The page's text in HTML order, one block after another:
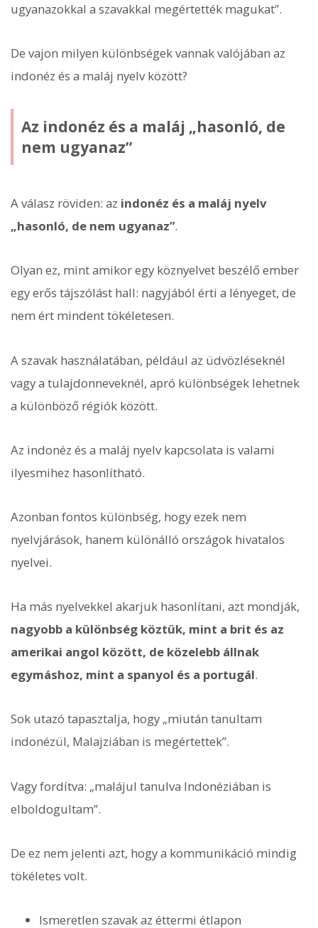
ugyanazokkal a szavakkal megértették magukat”.
De vajon milyen különbségek vannak valójában az
indonéz és a maláj nyelv között?
Az indonéz és a maláj „hasonló, de
nem ugyanaz”
A válasz röviden: az indonéz és a maláj nyelv
„hasonló, de nem ugyanaz”.
Olyan ez, mint amikor egy köznyelvet beszélő ember
egy erős tájszólást hall: nagyjából érti a lényeget, de
nem ért mindent tökéletesen.
A szavak használatában, például az üdvözléseknél
vagy a tulajdonneveknél, apró különbségek lehetnek
a különböző régiók között.
Az indonéz és a maláj nyelv kapcsolata is valami
ilyesmihez hasonlítható.
Azonban fontos különbség, hogy ezek nem
nyelvjárások, hanem különálló országok hivatalos
nyelvei.
Ha más nyelvekkel akarjuk hasonlítani, azt mondják,
nagyobb a különbség köztük, mint a brit és az
amerikai angol között, de közelebb állnak
egymáshoz, mint a spanyol és a portugál.
Sok utazó tapasztalja, hogy „miután tanultam
indonézül, Malajziában is megértettek”.
Vagy fordítva: „malájul tanulva Indonéziában is
elboldogultam”.
De ez nem jelenti azt, hogy a kommunikáció mindig
tökéletes volt.
Ismeretlen szavak az éttermi étlapon